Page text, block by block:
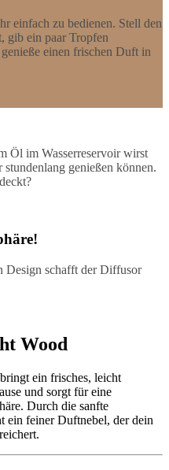
einfach zu bedienen. Stell den
gib ein paar Tropfen
einen frischen Duft in
Öl im Wasserreservoir wirst
genießen können.
Design schafft der Diffusor
Wood
ein frisches, leicht
und sorgt für eine
Durch die sanfte
ein feiner Duftnebel, der dein